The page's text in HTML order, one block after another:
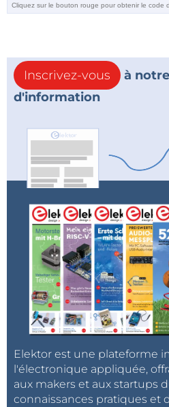
Inscrivez-vous
à
d'information
Elektor est une plateforme
l'électronique appliquée,
aux makers et aux startups
connaissances pratiques et